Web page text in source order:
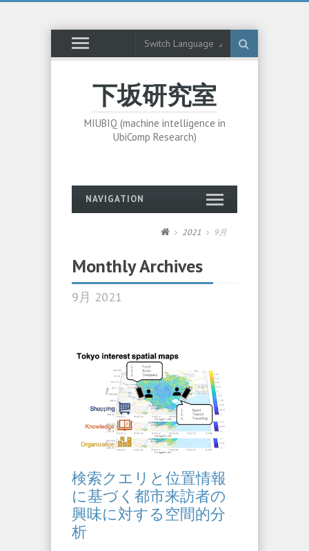
Switch Language
下坂研究室
MIUBIQ (machine intelligence in
UbiComp Research)
NAVIGATION
2021 9月
Monthly Archives
9月 2021
検索クエリと位置情報
に基づく都市来訪者の
興味に対する空間的分
析